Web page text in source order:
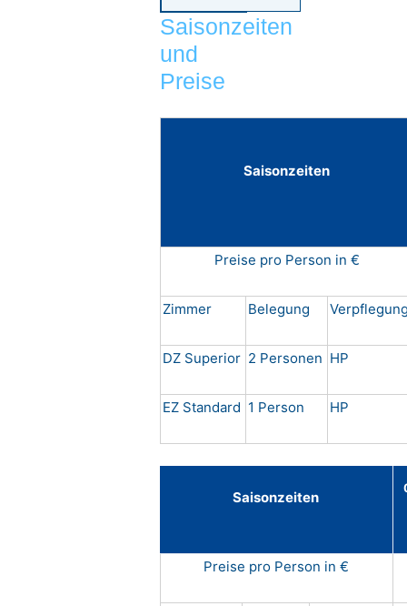
Saisonzeiten
und
Preise
Saisonzeiten
Preise pro Person in €
Zimmer Belegung
DZ Superior 2 Personen HP
EZ Standard 1 Person HP
Saisonzeiten
Preise pro Person in €